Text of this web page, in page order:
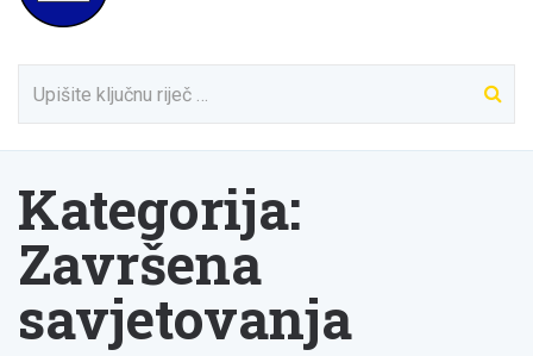
Kategorija:
Završena
savjetovanja